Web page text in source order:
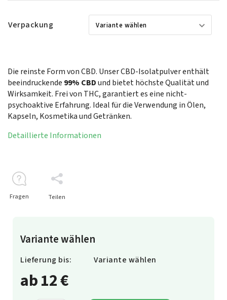
Verpackung
ab12 €
Variante wählen
Lieferung bis: Variante wählen
Die reinste Form von CBD. Unser CBD-Isolatpulver enthält
beeindruckende 99% CBDund bietet höchste Qualität und
Wirksamkeit. Frei von THC, garantiert es eine nicht-
psychoaktive Erfahrung. Ideal für die Verwendung in Ölen,
Kapseln, Kosmetika und Getränken.
Detaillierte Informationen
Fragen Teilen